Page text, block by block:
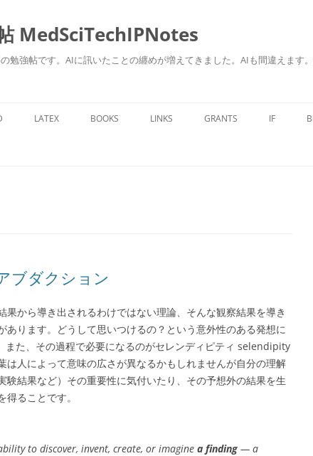
MedSciTechIPNotes
勉強帖です。AIに訊いたことの纏めが増えてきました。AIも間違えます
LATEX BOOKS LINKS GRANTS IF
ブダクション
果から導き出されるわけではない理論、そんな観察結果を導き
あります。どうして思いつけるの？という意外性のある発想に
た、その過程で必要になるのがセレンディピティ selendipity
は人によって意味の広さが異なるかもしれませんが自分の理解
験結果など）その重要性に気付いたり、その予想外の結果を生
ることです。
to discover, invent, create, or imagine a finding — a